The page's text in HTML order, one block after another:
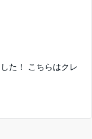
た！ こちらはクレ